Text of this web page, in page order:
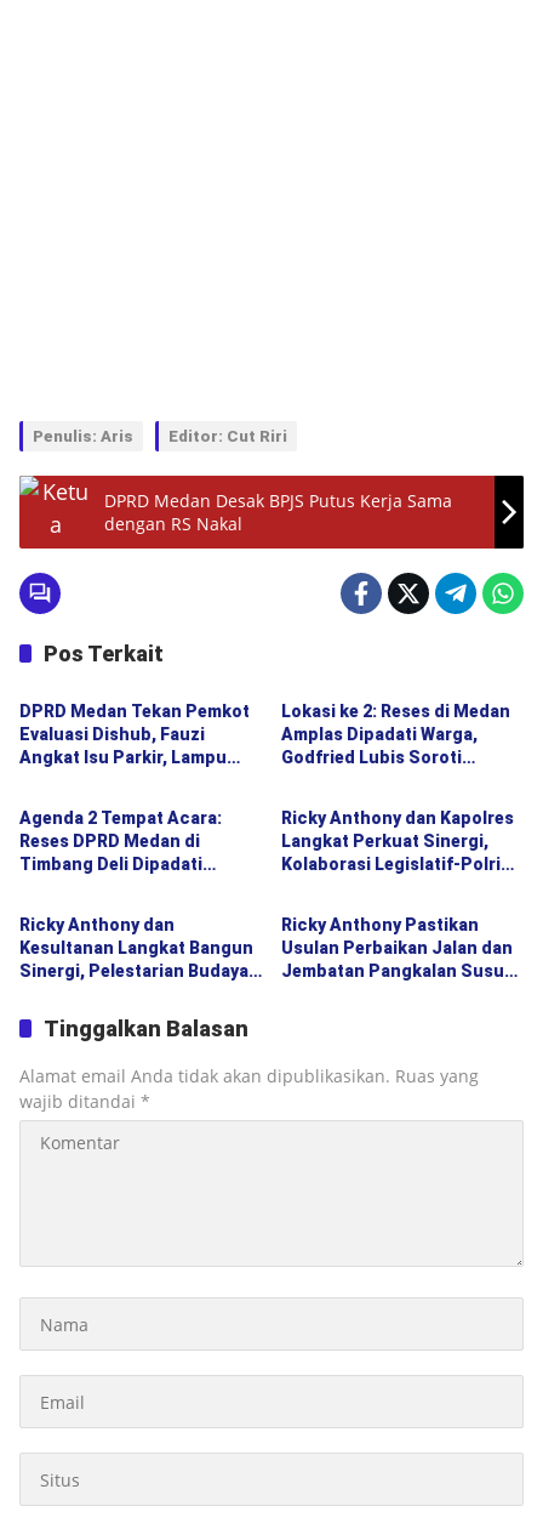
Penulis: Aris Editor: Cut Riri
DPRD Medan Desak BPJS Putus Kerja Sama
dengan RS Nakal
Pos Terkait
Politik
DPRD Medan Tekan Pemkot
Evaluasi Dishub, Fauzi
Angkat Isu Parkir, Lampu
Lokasi ke 2: Reses di Medan
Amplas Dipadati Warga,
Godfried Lubis Soroti
Penyerapan Aspirasi Publik
Politik
Agenda 2 Tempat Acara:
Reses DPRD Medan di
Timbang Deli Dipadati
Sosial hingga Layanan UHC
Politik
Ricky Anthony dan Kapolres
Langkat Perkuat Sinergi,
Kolaborasi Legislatif-Polri
Politik
Ricky Anthony dan
Kesultanan Langkat Bangun
Sinergi, Pelestarian Budaya
Pembangunan Daerah
Politik
Ricky Anthony Pastikan
Usulan Perbaikan Jalan dan
Jembatan Pangkalan Susu
Tinggalkan Balasan
Alamat email Anda tidak akan dipublikasikan. Ruas yang
wajib ditandai *